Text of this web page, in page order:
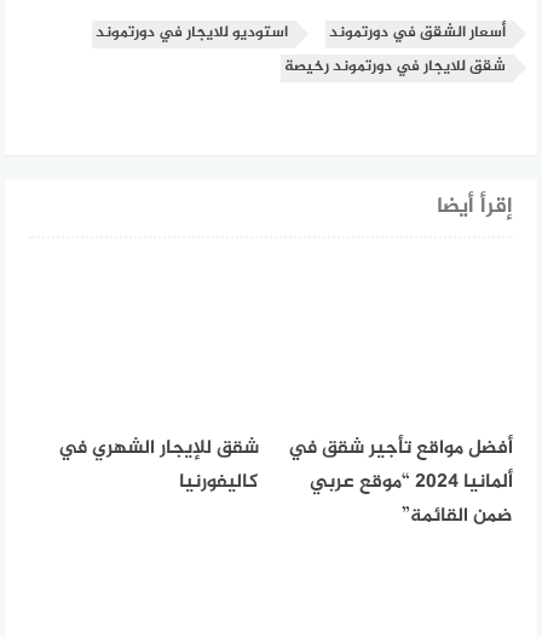
أسعار الشقق في دورتموند
استوديو للايجار في دورتموند
شقق للايجار في دورتموند رخيصة
إقرأ أيضا
أفضل مواقع تأجير شقق في
ألمانيا 2024 “موقع عربي
ضمن القائمة”
شقق للإيجار الشهري في
كاليفورنيا